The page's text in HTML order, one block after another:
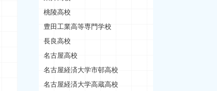
桃陵高校
豊田工業高等専門学校
長良高校
名古屋高校
名古屋経済大学市邨高校
名古屋経済大学高蔵高校